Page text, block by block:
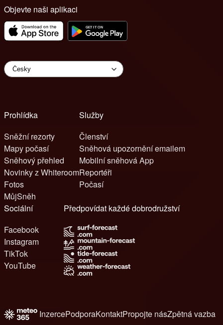
Objevte naši aplikaci
Prohlídka
Sněžní rezorty
Mapy počasí
Sněhový přehled
Novinky z Whiteroom
Fotos
MůjSněh
Služby
Členství
Sněhová upozornění emailem
Mobilní sněhová App
Reportéři
Počasí
Sociální
Facebook
Instagram
TikTok
YouTube
Předpovídat každé dobrodružství
InzercePodporaKontaktPropojte násZpětná vazba